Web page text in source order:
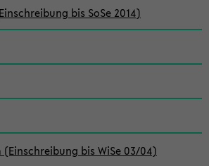
bis SoSe 2014)
bis WiSe 03/04)